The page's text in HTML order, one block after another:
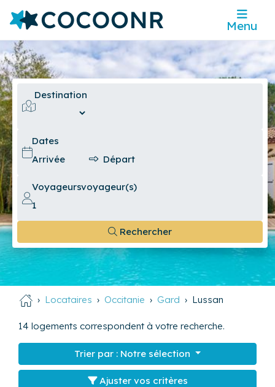
Menu
Destination
Dates
Voyageursvoyageur(s)
Rechercher
Locataires Occitanie Gard Lussan
14 logements correspondent à votre recherche.
Trier par : Notre sélection
Ajuster vos critères